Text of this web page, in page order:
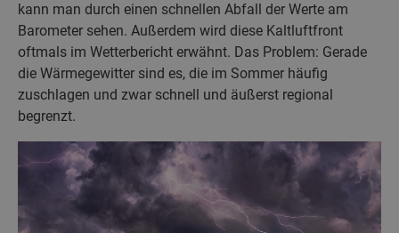
kann man durch einen schnellen Abfall der Werte am
Barometer sehen. Außerdem wird diese Kaltluftfront
oftmals im Wetterbericht erwähnt. Das Problem: Gerade
die Wärmegewitter sind es, die im Sommer häufig
zuschlagen und zwar schnell und äußerst regional
begrenzt.